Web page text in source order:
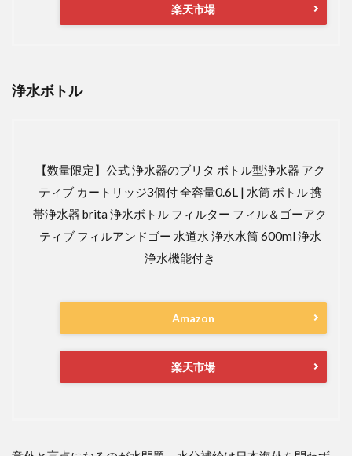
楽天市場
浄水ボトル
【数量限定】公式 浄水器のブリタ ボトル型浄水器 アク
ティブ カートリッジ3個付 全容量0.6L | 水筒 ボトル 携
帯浄水器 brita 浄水ボトル フィルター フィル＆ゴーアク
ティブ フィルアンドゴー 水道水 浄水水筒 600ml 浄水
浄水機能付き
Amazon
楽天市場